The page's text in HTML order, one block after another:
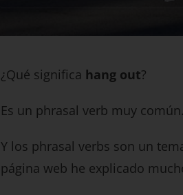
¿Qué significa hang out?
Es un phrasal verb muy
Y los phrasal verbs son un
página web he explicado